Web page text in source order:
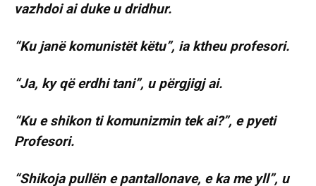
vazhdoi ai duke u dridhur.
“Ku janë komunistët këtu”, ia ktheu profesori.
“Ja, ky që erdhi tani”, u përgjigj ai.
“Ku e shikon ti komunizmin tek ai?”, e pyeti
Profesori.
“Shikoja pullën e pantallonave, e ka me yll”, u